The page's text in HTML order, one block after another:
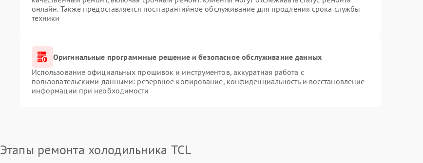
онлайн. Также предоставляется постгарантийное обслуживание для продления срока службы
техники
Оригинальные программные решение и безопасное обслуживание данных
Использование официальных прошивок и инструментов, аккуратная работа с
пользовательскими данными: резервное копирование, конфиденциальность и восстановление
информации при необходимости
Этапы ремонта холодильника TCL